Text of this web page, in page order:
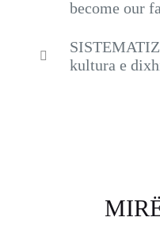
become our
kultura e